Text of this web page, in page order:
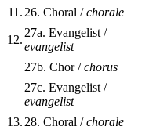
11. 26. Choral /chorale
12.
27a. Evangelist /
evangelist
27b. Chor /chorus
27c. Evangelist /
evangelist
13. 28. Choral /chorale